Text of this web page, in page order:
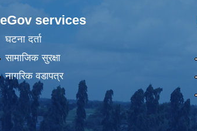
eGov services
घटना दर्ता
सामाजिक सुरक्षा
नागरिक वडापत्र